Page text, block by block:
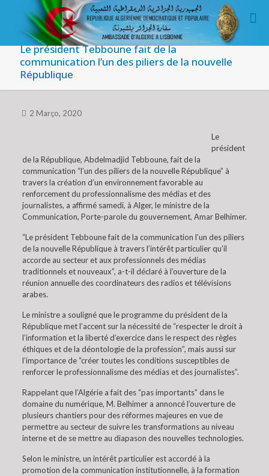
Le président Tebboune fait de la
communication l’un des piliers de la nouvelle
République
2 Março, 2020
Le
président
de la République, Abdelmadjid Tebboune, fait de la
communication “l’un des piliers de la nouvelle République” à
travers la création d’un environnement favorable au
renforcement du professionnalisme des médias et des
journalistes, a affirmé samedi, à Alger, le ministre de la
Communication, Porte-parole du gouvernement, Amar Belhimer.
“Le président Tebboune fait de la communication l’un des piliers
de la nouvelle République à travers l’intérêt particulier qu’il
accorde au secteur et aux professionnels des médias
traditionnels et nouveaux”, a-t-il déclaré à l’ouverture de la
réunion annuelle des coordinateurs des radios et télévisions
arabes.
Le ministre a souligné que le programme du président de la
République met l’accent sur la nécessité de “respecter le droit à
l’information et la liberté d’exercice dans le respect des règles
éthiques et de la déontologie de la profession”, mais aussi sur
l’importance de “créer toutes les conditions susceptibles de
renforcer le professionnalisme des médias et des journalistes”.
Rappelant que l’Algérie a fait des “pas importants” dans le
domaine du numérique, M. Belhimer a annoncé l’ouverture de
plusieurs chantiers pour des réformes majeures en vue de
permettre au secteur de suivre les transformations au niveau
interne et de se mettre au diapason des nouvelles technologies.
Selon le ministre, un intérêt particulier est accordé à la
promotion de la communication institutionnelle, à la formation